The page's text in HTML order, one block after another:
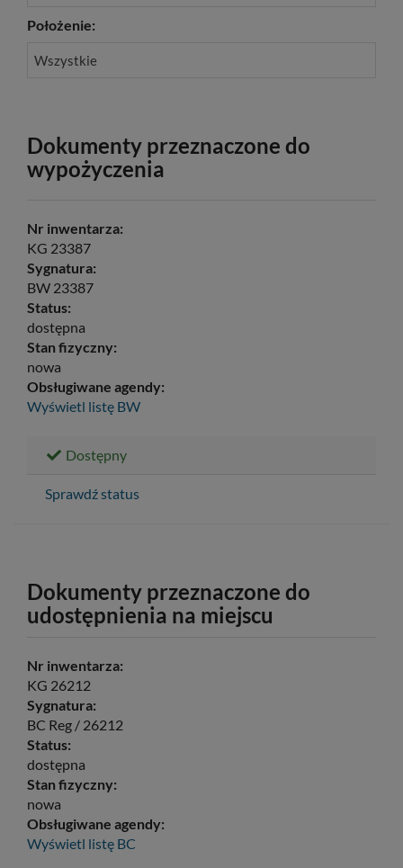
Położenie:
Wszystkie
Dokumenty przeznaczone do
wypożyczenia
Nr inwentarza:
KG 23387
Sygnatura:
BW 23387
Status:
dostępna
Stan fizyczny:
nowa
Obsługiwane agendy:
Wyświetl listę BW
Dostępny
Sprawdź status
Dokumenty przeznaczone do
udostępnienia na miejscu
Nr inwentarza:
KG 26212
Sygnatura:
BC Reg / 26212
Status:
dostępna
Stan fizyczny:
nowa
Obsługiwane agendy:
Wyświetl listę BC